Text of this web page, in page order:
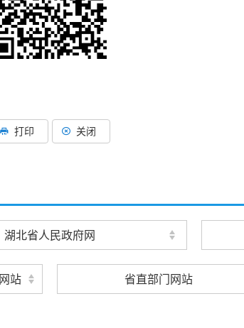
打印 关闭
湖北省人民政府网
站 省直部门网站